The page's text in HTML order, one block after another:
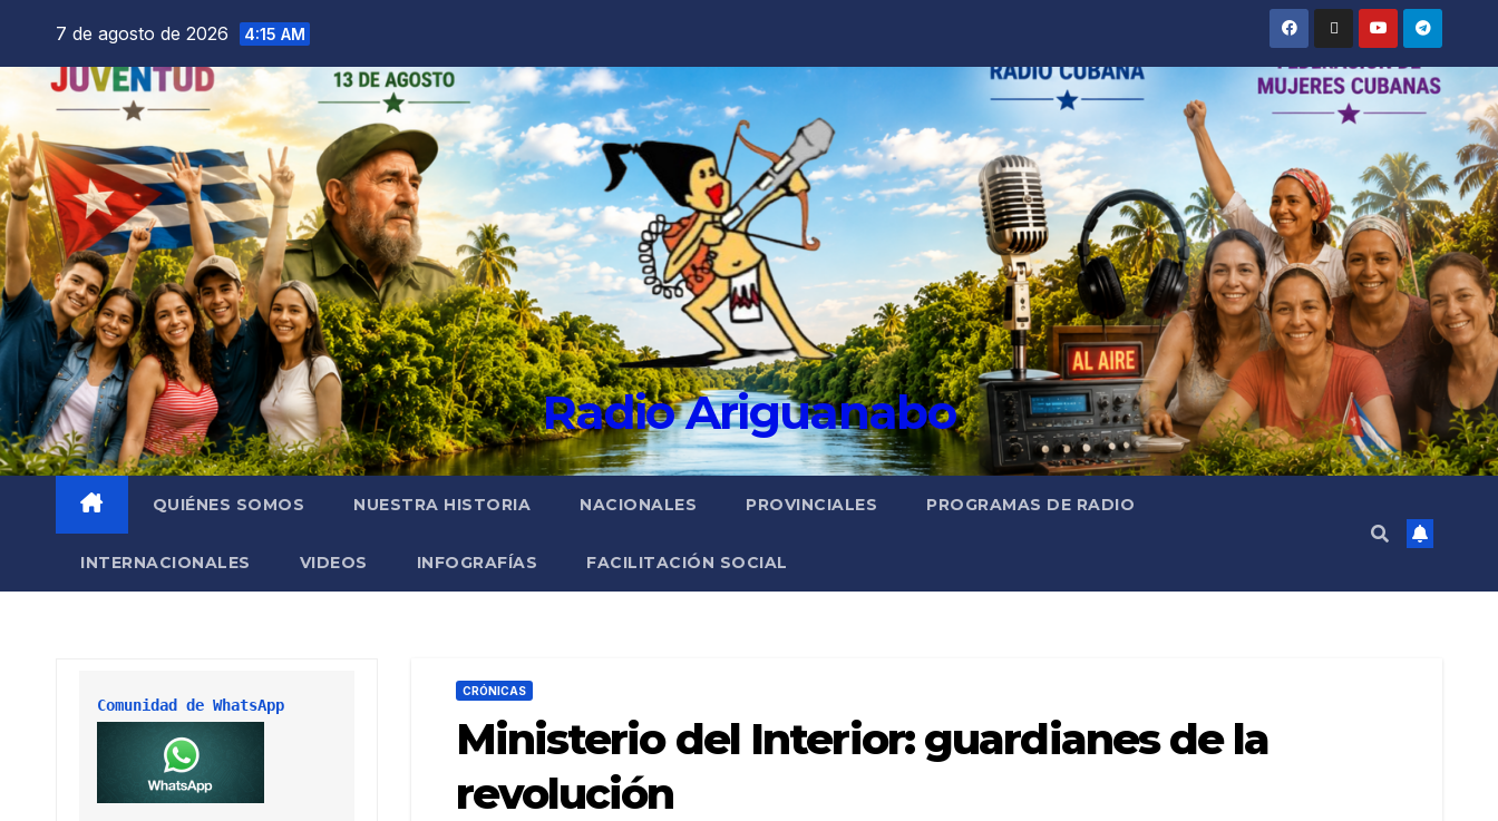
7 de agosto de 2026 4:15 AM
Radio Ariguanabo
QUIÉNES SOMOS NUESTRA HISTORIA NACIONALES PROVINCIALES PROGRAMAS DE RADIO
INTERNACIONALES VIDEOS INFOGRAFÍAS FACILITACIÓN SOCIAL
Comunidad de WhatsApp
CRÓNICAS
Ministerio del Interior: guardianes de la
revolución